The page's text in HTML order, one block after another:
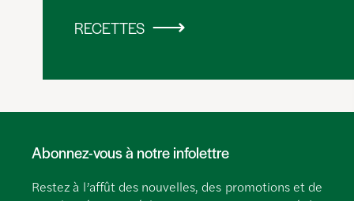
RECETTES
Abonnez-vous à notre infolettre
Restez à l’affût des nouvelles, des promotions et de